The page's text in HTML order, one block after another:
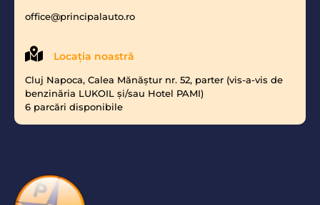
office@principalauto.ro
Locaţia noastră
Cluj Napoca, Calea Mănăştur nr. 52, parter (vis-a-vis de
benzinăria LUKOIL şi/sau Hotel PAMI)
6 parcări disponibile